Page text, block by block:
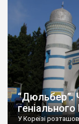
“Дюльбер”.
У Кореїзі